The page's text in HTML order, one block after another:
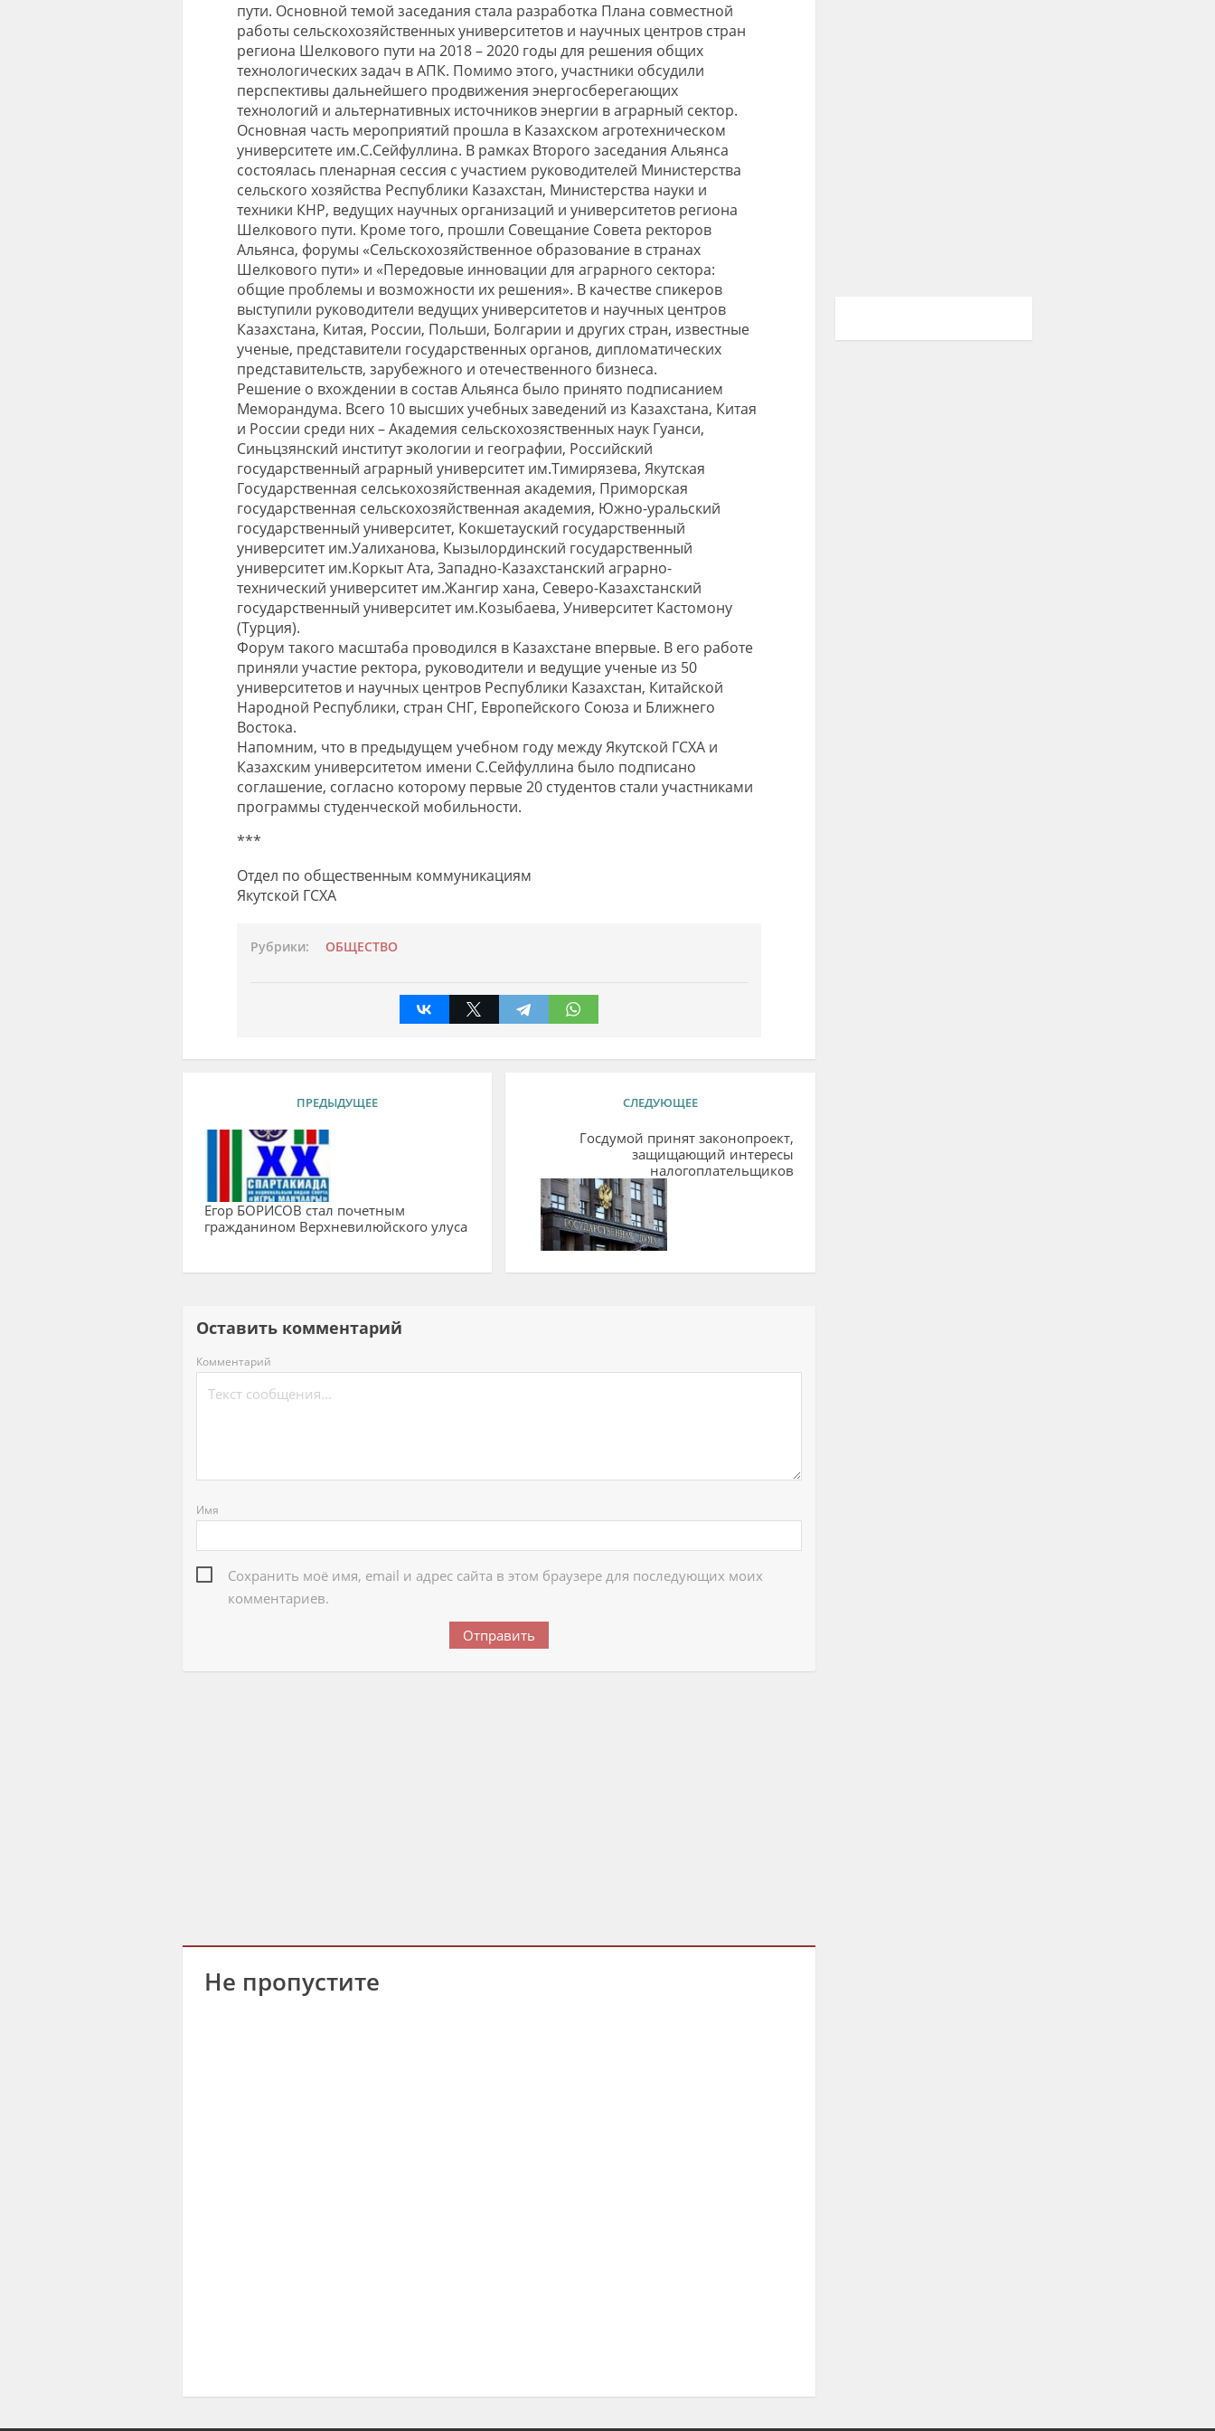
пути. Основной темой заседания стала разработка Плана совместной
работы сельскохозяйственных университетов и научных центров стран
региона Шелкового пути на 2018 – 2020 годы для решения общих
технологических задач в АПК. Помимо этого, участники обсудили
перспективы дальнейшего продвижения энергосберегающих
технологий и альтернативных источников энергии в аграрный сектор.
Основная часть мероприятий прошла в Казахском агротехническом
университете им.С.Сейфуллина. В рамках Второго заседания Альянса
состоялась пленарная сессия с участием руководителей Министерства
сельского хозяйства Республики Казахстан, Министерства науки и
техники КНР, ведущих научных организаций и университетов региона
Шелкового пути. Кроме того, прошли Совещание Совета ректоров
Альянса, форумы «Сельскохозяйственное образование в странах
Шелкового пути» и «Передовые инновации для аграрного сектора:
общие проблемы и возможности их решения». В качестве спикеров
выступили руководители ведущих университетов и научных центров
Казахстана, Китая, России, Польши, Болгарии и других стран, известные
ученые, представители государственных органов, дипломатических
представительств, зарубежного и отечественного бизнеса.
Решение о вхождении в состав Альянса было принято подписанием
Меморандума. Всего 10 высших учебных заведений из Казахстана, Китая
и России среди них – Академия сельскохозяственных наук Гуанси,
Синьцзянский институт экологии и географии, Российский
государственный аграрный университет им.Тимирязева, Якутская
Государственная селськохозяйственная академия, Приморская
государственная сельскохозяйственная академия, Южно-уральский
государственный университет, Кокшетауский государственный
университет им.Уалиханова, Кызылординский государственный
университет им.Коркыт Ата, Западно-Казахстанский аграрно-
технический университет им.Жангир хана, Северо-Казахстанский
государственный университет им.Козыбаева, Университет Кастомону
(Турция).
Форум такого масштаба проводился в Казахстане впервые. В его работе
приняли участие ректора, руководители и ведущие ученые из 50
университетов и научных центров Республики Казахстан, Китайской
Народной Республики, стран СНГ, Европейского Союза и Ближнего
Востока.
Напомним, что в предыдущем учебном году между Якутской ГСХА и
Казахским университетом имени С.Сейфуллина было подписано
соглашение, согласно которому первые 20 студентов стали участниками
программы студенческой мобильности.
***
Отдел по общественным коммуникациям
Якутской ГСХА
Рубрики: ОБЩЕСТВО
ПРЕДЫДУЩЕЕ
Егор БОРИСОВ стал почетным
гражданином Верхневилюйского улуса
СЛЕДУЮЩЕЕ
Госдумой принят законопроект,
защищающий интересы
налогоплательщиков
Оставить комментарий
Комментарий
Имя
Сохранить моё имя, email и адрес сайта в этом браузере для последующих моих
комментариев.
Не пропустите